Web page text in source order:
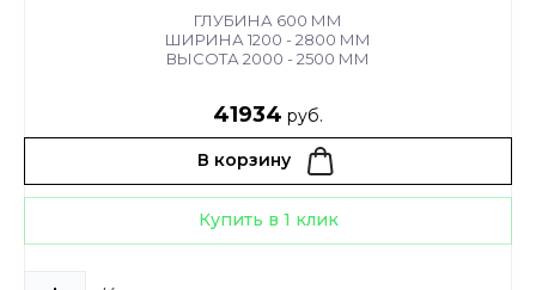
ГЛУБИНА 600 ММ
ШИРИНА 1200 - 2800 ММ
ВЫСОТА 2000 - 2500 ММ
41934 руб.
В корзину
Купить в 1 клик